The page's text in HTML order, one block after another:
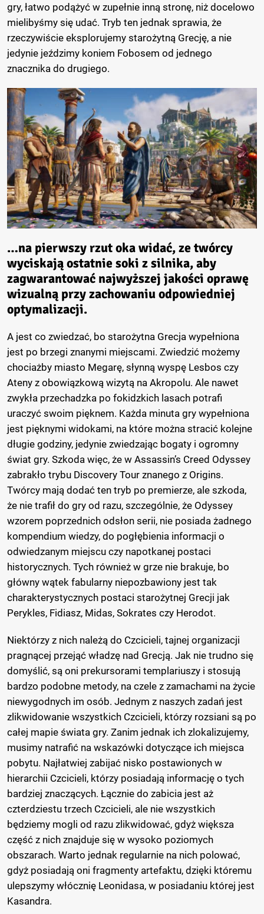
gry, łatwo podążyć w zupełnie inną stronę, niż docelowo
mielibyśmy się udać. Tryb ten jednak sprawia, że
rzeczywiście eksplorujemy starożytną Grecję, a nie
jedynie jeździmy koniem Fobosem od jednego
znacznika do drugiego.
…na pierwszy rzut oka widać, ze twórcy
wyciskają ostatnie soki z silnika, aby
zagwarantować najwyższej jakości oprawę
wizualną przy zachowaniu odpowiedniej
optymalizacji.
A jest co zwiedzać, bo starożytna Grecja wypełniona
jest po brzegi znanymi miejscami. Zwiedzić możemy
chociażby miasto Megarę, słynną wyspę Lesbos czy
Ateny z obowiązkową wizytą na Akropolu. Ale nawet
zwykła przechadzka po fokidzkich lasach potrafi
uraczyć swoim pięknem. Każda minuta gry wypełniona
jest pięknymi widokami, na które można stracić kolejne
długie godziny, jedynie zwiedzając bogaty i ogromny
świat gry. Szkoda więc, że w Assassin’s Creed Odyssey
zabrakło trybu Discovery Tour znanego z Origins.
Twórcy mają dodać ten tryb po premierze, ale szkoda,
że nie trafił do gry od razu, szczególnie, że Odyssey
wzorem poprzednich odsłon serii, nie posiada żadnego
kompendium wiedzy, do pogłębienia informacji o
odwiedzanym miejscu czy napotkanej postaci
historycznych. Tych również w grze nie brakuje, bo
główny wątek fabularny niepozbawiony jest tak
charakterystycznych postaci starożytnej Grecji jak
Perykles, Fidiasz, Midas, Sokrates czy Herodot.
Niektórzy z nich należą do Czcicieli, tajnej organizacji
pragnącej przejąć władzę nad Grecją. Jak nie trudno się
domyślić, są oni prekursorami templariuszy i stosują
bardzo podobne metody, na czele z zamachami na życie
niewygodnych im osób. Jednym z naszych zadań jest
zlikwidowanie wszystkich Czcicieli, którzy rozsiani są po
całej mapie świata gry. Zanim jednak ich zlokalizujemy,
musimy natrafić na wskazówki dotyczące ich miejsca
pobytu. Najłatwiej zabijać nisko postawionych w
hierarchii Czcicieli, którzy posiadają informację o tych
bardziej znaczących. Łącznie do zabicia jest aż
czterdziestu trzech Czcicieli, ale nie wszystkich
będziemy mogli od razu zlikwidować, gdyż większa
część z nich znajduje się w wysoko poziomych
obszarach. Warto jednak regularnie na nich polować,
gdyż posiadają oni fragmenty artefaktu, dzięki któremu
ulepszymy włócznię Leonidasa, w posiadaniu której jest
Kasandra.